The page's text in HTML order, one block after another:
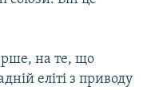
на те, що
еліті з приводу